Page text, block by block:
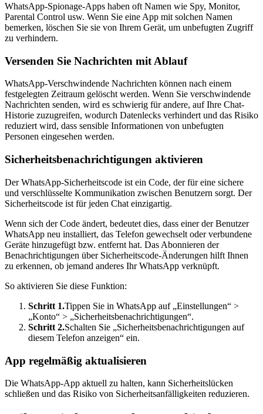
WhatsApp-Spionage-Apps haben oft Namen wie Spy, Monitor,
Parental Control usw. Wenn Sie eine App mit solchen Namen
bemerken, löschen Sie sie von Ihrem Gerät, um unbefugten Zugriff
zu verhindern.
Versenden Sie Nachrichten mit Ablauf
WhatsApp-Verschwindende Nachrichten können nach einem
festgelegten Zeitraum gelöscht werden. Wenn Sie verschwindende
Nachrichten senden, wird es schwierig für andere, auf Ihre Chat-
Historie zuzugreifen, wodurch Datenlecks verhindert und das Risiko
reduziert wird, dass sensible Informationen von unbefugten
Personen eingesehen werden.
Sicherheitsbenachrichtigungen aktivieren
Der WhatsApp-Sicherheitscode ist ein Code, der für eine sichere
und verschlüsselte Kommunikation zwischen Benutzern sorgt. Der
Sicherheitscode ist für jeden Chat einzigartig.
Wenn sich der Code ändert, bedeutet dies, dass einer der Benutzer
WhatsApp neu installiert, das Telefon gewechselt oder verbundene
Geräte hinzugefügt bzw. entfernt hat. Das Abonnieren der
Benachrichtigungen über Sicherheitscode-Änderungen hilft Ihnen
zu erkennen, ob jemand anderes Ihr WhatsApp verknüpft.
So aktivieren Sie diese Funktion:
Schritt 1.Tippen Sie in WhatsApp auf „Einstellungen“ >
„Konto“ > „Sicherheitsbenachrichtigungen“.
Schritt 2.Schalten Sie „Sicherheitsbenachrichtigungen auf
diesem Telefon anzeigen“ ein.
App regelmäßig aktualisieren
Die WhatsApp-App aktuell zu halten, kann Sicherheitslücken
schließen und das Risiko von Sicherheitsanfälligkeiten reduzieren.